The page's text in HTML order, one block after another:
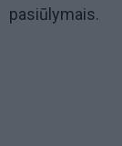
pasiūlymais.